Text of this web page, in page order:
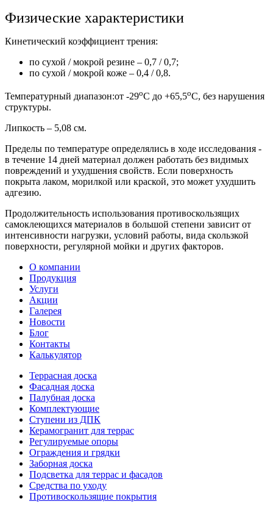
Физические характеристики
Кинетический коэффициент трения:
по сухой / мокрой резине – 0,7 / 0,7;
по сухой / мокрой коже – 0,4 / 0,8.
Температурный диапазон:от -29оС до +65,5оС, без нарушения
структуры.
Липкость – 5,08 см.
Пределы по температуре определялись в ходе исследования -
в течение 14 дней материал должен работать без видимых
повреждений и ухудшения свойств. Если поверхность
покрыта лаком, морилкой или краской, это может ухудшить
адгезию.
Продолжительность использования противоскользящих
самоклеющихся материалов в большой степени зависит от
интенсивности нагрузки, условий работы, вида скользкой
поверхности, регулярной мойки и других факторов.
О компании
Продукция
Услуги
Акции
Галерея
Новости
Блог
Контакты
Калькулятор
Террасная доска
Фасадная доска
Палубная доска
Комплектующие
Ступени из ДПК
Керамогранит для террас
Регулируемые опоры
Ограждения и грядки
Заборная доска
Подсветка для террас и фасадов
Средства по уходу
Противоскользящие покрытия